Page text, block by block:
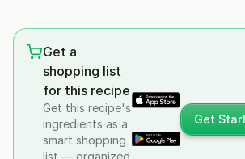
Get a
shopping list
for this recipe
Get this recipe's
ingredients as a
smart shopping
list — organized
Get